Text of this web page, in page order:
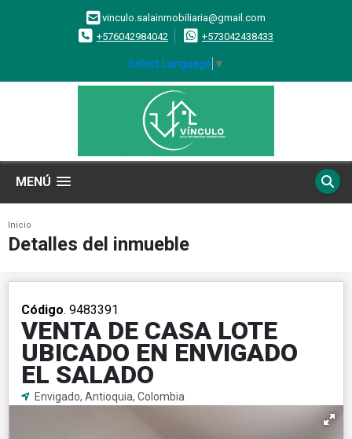
vinculo.salainmobiliaria@gmail.com
+576042984042
+573042438433
Select Language ▼
MENÚ
Inicio
Detalles del inmueble
Código. 9483391
VENTA DE CASA LOTE
UBICADO EN ENVIGADO
EL SALADO
Envigado, Antioquia, Colombia